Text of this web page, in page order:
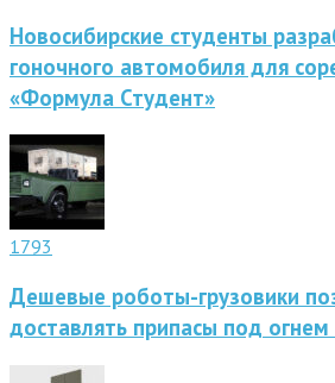
Новосибирские студенты
гоночного автомобиля для
«Формула Студент»
1793
Дешевые роботы-грузовики
доставлять припасы под огнем